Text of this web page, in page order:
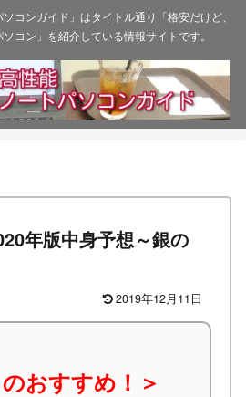
コンガイド」はタイトル通り「格安だけど、
コン」を紹介している情報サイトです。
年版中身予想～銀の
2019年12月11日
おすすめ！＞